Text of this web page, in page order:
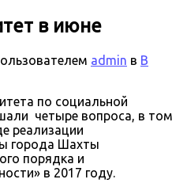
в июне
admin в В
по социальной
четыре вопроса, в том
реализации
города Шахты
порядка и
в 2017 году.